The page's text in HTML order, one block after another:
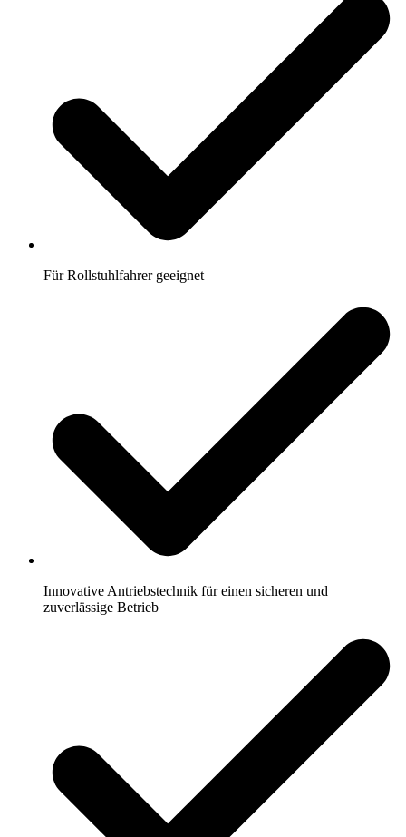
Für Rollstuhlfahrer geeignet
Innovative Antriebstechnik für einen sicheren und
zuverlässige Betrieb